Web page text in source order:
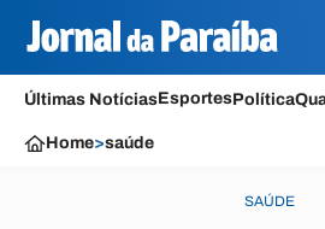
Últimas NotíciasEsportesPolítica
Home>saúde
SAÚDE